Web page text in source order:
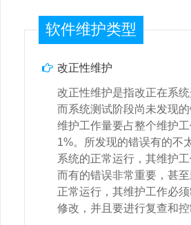
软件维护类型
改正性维护
改正性维护是指改正在系
而系统测试阶段尚未发现
维护工作量要占整个维护
1%。所发现的错误有的不
系统的正常运行，其维护工
而有的错误非常重要，甚
正常运行，其维护工作必
修改，并且要进行复查和控